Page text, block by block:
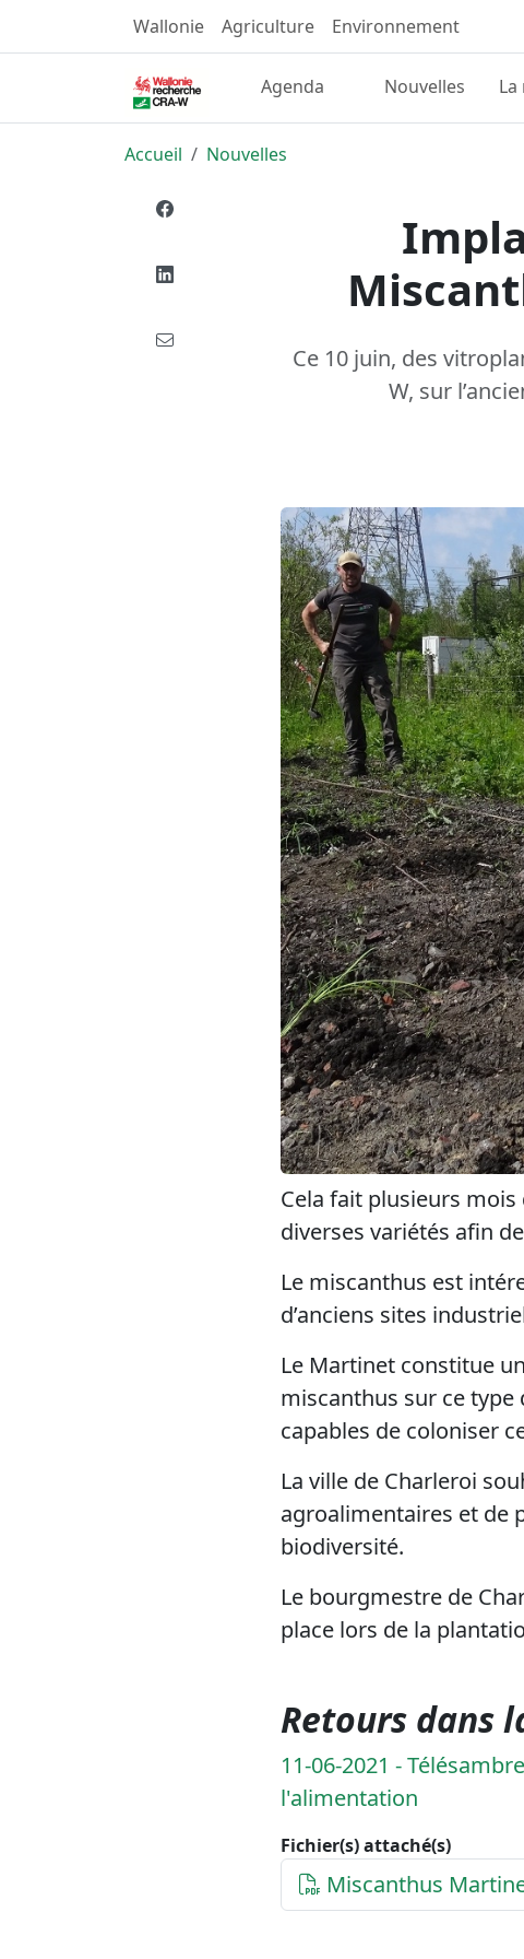
Wallonie Agriculture Environnement
Agenda Nouvelles
Accueil
Nouvelles
Ce 10 juin, des
W, sur
Cela fait plusieurs
diverses variétés afin
Le miscanthus est
d’anciens sites
Le Martinet constitue
miscanthus sur ce
capables de coloniser
La ville de Charleroi
agroalimentaires et de
biodiversité.
Le bourgmestre de
place lors de la
Retours dans
11-06-2021 -
l'alimentation
Fichier(s) attaché(s)
Miscanthus